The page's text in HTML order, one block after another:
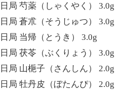
日局 芍薬（しゃくやく） 3.0g
日局 蒼朮（そうじゅつ） 3.0g
日局 当帰（とうき） 3.0g
日局 茯苓（ぶくりょう） 3.0g
日局 山梔子（さんしん） 2.0g
日局 牡丹皮（ぼたんぴ） 2.0g